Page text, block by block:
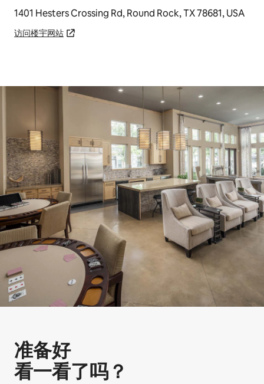
1401 Hesters Crossing Rd, Round Rock, TX 78681, USA
访问楼宇网站
准备好
看一看了吗？